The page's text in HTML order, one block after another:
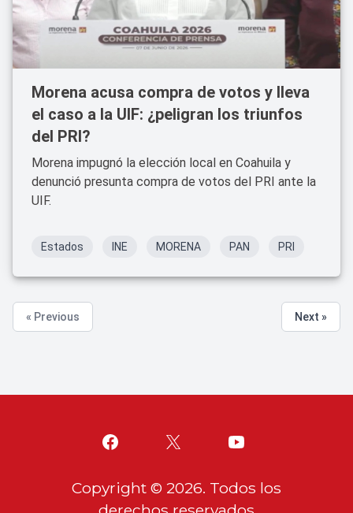
Morena acusa compra de votos y lleva
el caso a la UIF: ¿peligran los triunfos
del PRI?
Morena impugnó la elección local en Coahuila y
denunció presunta compra de votos del PRI ante la
UIF.
Estados INE MORENA PAN PRI
« Previous Next »
Copyright © 2026. Todos los